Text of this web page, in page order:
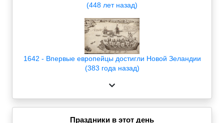
(448 лет назад)
1642 - Впервые европейцы достигли Новой Зеландии
(383 года назад)
Праздники в этот день